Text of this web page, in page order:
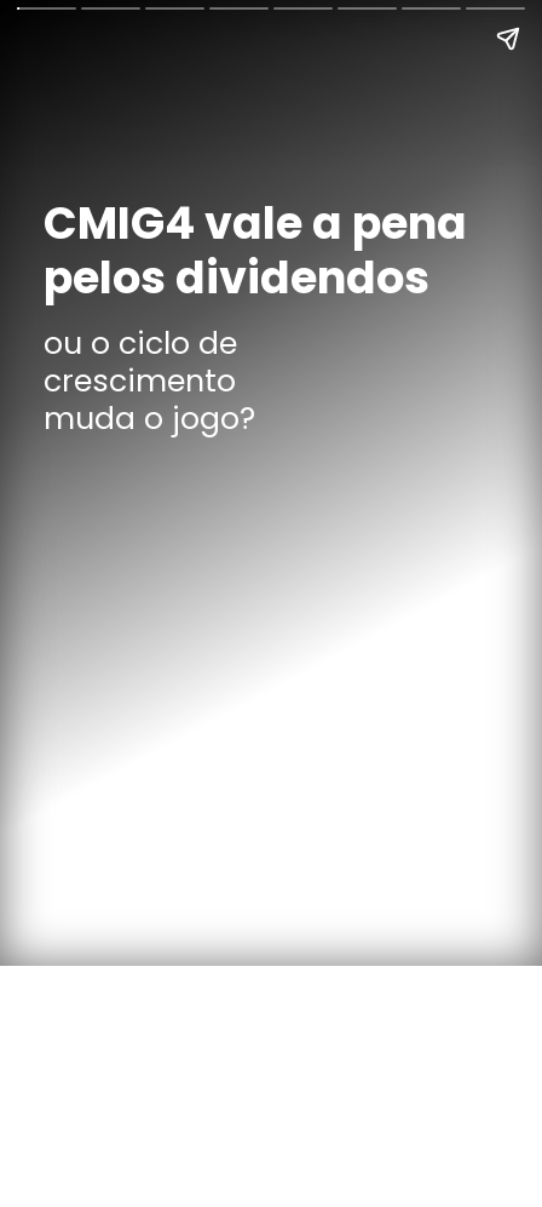
CMIG4 vale a pena
pelos dividendos
ou o ciclo de
crescimento
muda o jogo?